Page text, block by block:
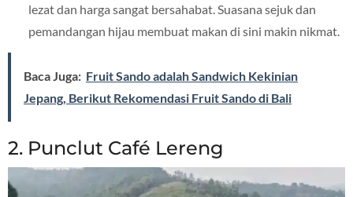
lezat dan harga sangat bersahabat. Suasana sejuk dan
pemandangan hijau membuat makan di sini makin nikmat.
Baca Juga: Fruit Sando adalah Sandwich Kekinian
Jepang, Berikut Rekomendasi Fruit Sando di Bali
2. Punclut Café Lereng